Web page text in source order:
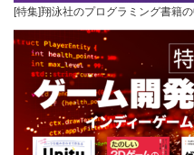
[特集]翔泳社のプログラミング書籍